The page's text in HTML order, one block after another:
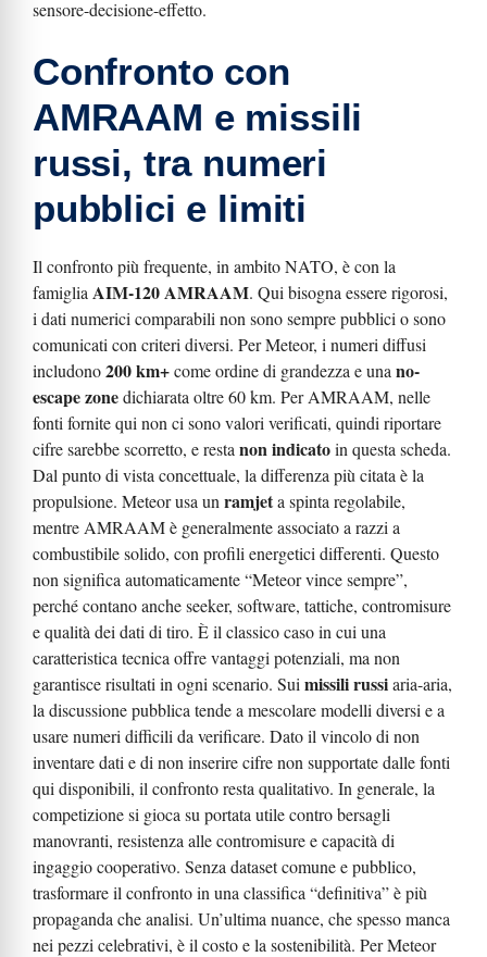
sensore-decisione-effetto.
Confronto con
AMRAAM e missili
russi, tra numeri
pubblici e limiti
Il confronto più frequente, in ambito NATO, è con la
famiglia AIM-120 AMRAAM. Qui bisogna essere rigorosi,
i dati numerici comparabili non sono sempre pubblici o sono
comunicati con criteri diversi. Per Meteor, i numeri diffusi
includono200 km+come ordine di grandezza e una no-
escape zonedichiarata oltre 60 km. Per AMRAAM, nelle
fonti fornite qui non ci sono valori verificati, quindi riportare
cifre sarebbe scorretto, e resta non indicatoin questa scheda.
Dal punto di vista concettuale, la differenza più citata è la
propulsione. Meteor usa un ramjeta spinta regolabile,
mentre AMRAAM è generalmente associato a razzi a
combustibile solido, con profili energetici differenti. Questo
non significa automaticamente “Meteor vince sempre”,
perché contano anche seeker, software, tattiche, contromisure
e qualità dei dati di tiro. È il classico caso in cui una
caratteristica tecnica offre vantaggi potenziali, ma non
garantisce risultati in ogni scenario. Sui missili russiaria-aria,
la discussione pubblica tende a mescolare modelli diversi e a
usare numeri difficili da verificare. Dato il vincolo di non
inventare dati e di non inserire cifre non supportate dalle fonti
qui disponibili, il confronto resta qualitativo. In generale, la
competizione si gioca su portata utile contro bersagli
manovranti, resistenza alle contromisure e capacità di
ingaggio cooperativo. Senza dataset comune e pubblico,
trasformare il confronto in una classifica “definitiva” è più
propaganda che analisi. Un’ultima nuance, che spesso manca
nei pezzi celebrativi, è il costo e la sostenibilità. Per Meteor